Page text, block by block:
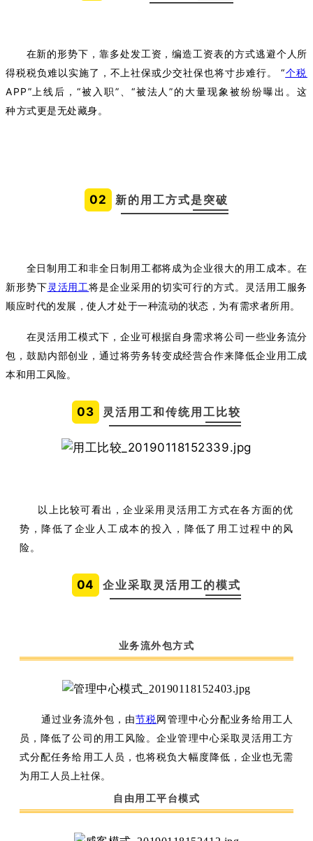
在新的形势下，靠多处发工资，编造工资表的方式逃避个人所
得税税负难以实施了，不上社保或少交社保也将寸步难行。 “个税
APP”上线后，“被入职”、“被法人”的大量现象被纷纷曝出。这
种方式更是无处藏身。
02 新的用工方式是突破
全日制用工和非全日制用工都将成为企业很大的用工成本。在
新形势下灵活用工将是企业采用的切实可行的方式。灵活用工服务
顺应时代的发展，使人才处于一种流动的状态，为有需求者所用。
在灵活用工模式下，企业可根据自身需求将公司一些业务流分
包，鼓励内部创业，通过将劳务转变成经营合作来降低企业用工成
本和用工风险。
03 灵活用工和传统用工比较
以上比较可看出，企业采用灵活用工方式在各方面的优
势，降低了企业人工成本的投入，降低了用工过程中的风
险。
04 企业采取灵活用工的模式
业务流外包方式
通过业务流外包，由节税网管理中心分配业务给用工人
员，降低了公司的用工风险。企业管理中心采取灵活用工方
式分配任务给用工人员，也将税负大幅度降低，企业也无需
为用工人员上社保。
自由用工平台模式